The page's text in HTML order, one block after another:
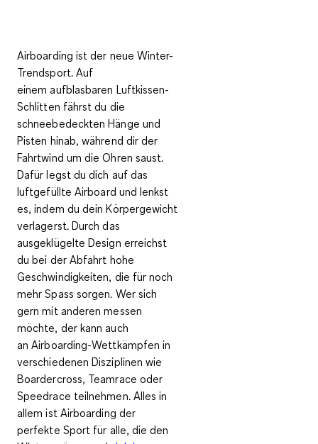
Airboarding ist der neueWinter-
Trendsport. Auf
einemaufblasbaren Luftkissen-
Schlitten fährst du die
schneebedeckten Hänge und
Pisten hinab, während dir der
Fahrtwind um die Ohren saust.
Dafür legst du dich auf das
luftgefüllte Airboard und lenkst
es, indem du dein Körpergewicht
verlagerst. Durch das
ausgeklügelte Design erreichst
du bei der Abfahrt hohe
Geschwindigkeiten, die für noch
mehr Spass sorgen. Wer sich
gern mit anderen messen
möchte, der kann auch
anAirboarding-Wettkämpfen in
verschiedenen Disziplinen wie
Boardercross, Teamrace oder
Speedrace teilnehmen. Alles in
allem ist Airboarding der
perfekte Sport für alle, die den